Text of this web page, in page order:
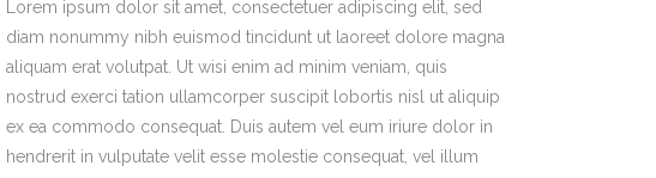
Lorem ipsum dolor sit amet, consectetuer adipiscing elit, sed
diam nonummy nibh euismod tincidunt ut laoreet dolore magna
aliquam erat volutpat. Ut wisi enim ad minim veniam, quis
nostrud exerci tation ullamcorper suscipit lobortis nisl ut aliquip
ex ea commodo consequat. Duis autem vel eum iriure dolor in
hendrerit in vulputate velit esse molestie consequat, vel illum